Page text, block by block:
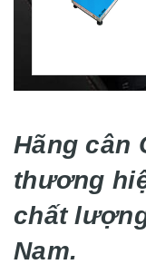
Hãng cân
thương
chất
Nam.